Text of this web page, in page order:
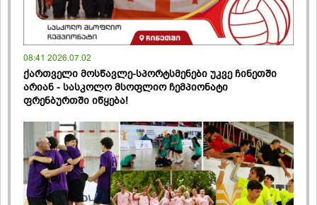
08:41 2026.07.02
ქართველი მოსწავლე-სპორტსმენები უკვე ჩინეთში
არიან - სასკოლო მსოფლიო ჩემპიონატი
ფრენბურთში იწყება!